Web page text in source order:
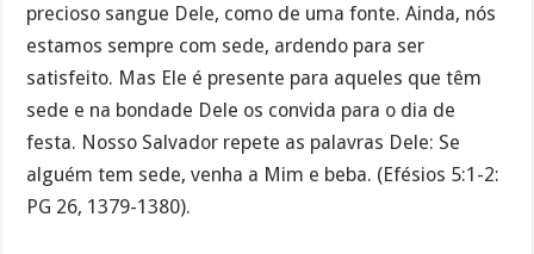
precioso sangue Dele, como de uma fonte. Ainda, nós
estamos sempre com sede, ardendo para ser
satisfeito. Mas Ele é presente para aqueles que têm
sede e na bondade Dele os convida para o dia de
festa. Nosso Salvador repete as palavras Dele: Se
alguém tem sede, venha a Mim e beba. (Efésios 5:1-2:
PG 26, 1379-1380).